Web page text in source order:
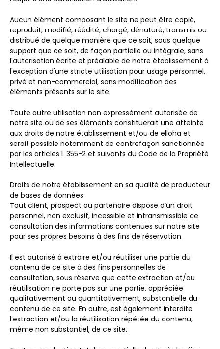
Aucun élément composant le site ne peut être copié,
reproduit, modifié, réédité, chargé, dénaturé, transmis ou
distribué de quelque manière que ce soit, sous quelque
support que ce soit, de façon partielle ou intégrale, sans
l'autorisation écrite et préalable de notre établissement à
l'exception d'une stricte utilisation pour usage personnel,
privé et non-commercial, sans modification des
éléments présents sur le site.
Toute autre utilisation non expressément autorisée de
notre site ou de ses éléments constituerait une atteinte
aux droits de notre établissement et/ou de elloha et
serait passible notamment de contrefaçon sanctionnée
par les articles L 355-2 et suivants du Code de la Propriété
Intellectuelle.
Droits de notre établissement en sa qualité de producteur
de bases de données
Tout client, prospect ou partenaire dispose d’un droit
personnel, non exclusif, incessible et intransmissible de
consultation des informations contenues sur notre site
pour ses propres besoins à des fins de réservation.
Il est autorisé à extraire et/ou réutiliser une partie du
contenu de ce site à des fins personnelles de
consultation, sous réserve que cette extraction et/ou
réutilisation ne porte pas sur une partie, appréciée
qualitativement ou quantitativement, substantielle du
contenu de ce site. En outre, est également interdite
l’extraction et/ou la réutilisation répétée du contenu,
même non substantiel, de ce site.